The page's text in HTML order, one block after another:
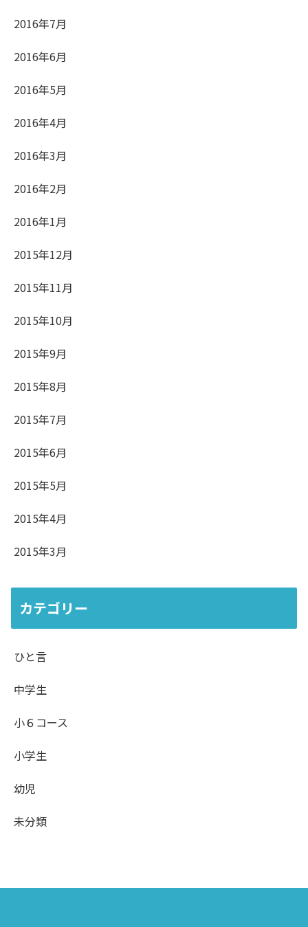
2016年7月
2016年6月
2016年5月
2016年4月
2016年3月
2016年2月
2016年1月
2015年12月
2015年11月
2015年10月
2015年9月
2015年8月
2015年7月
2015年6月
2015年5月
2015年4月
2015年3月
カテゴリー
ひと言
中学生
小６コース
小学生
幼児
未分類